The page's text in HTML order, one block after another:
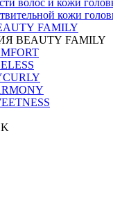
кожи
FAMILY
BEAUTY FAMILY